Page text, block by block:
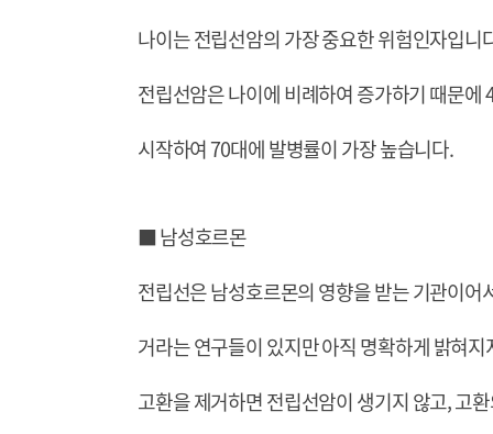
나이는 전립선암의 가장 중요한 위험인자입니
전립선암은 나이에 비례하여 증가하기 때문에
시작하여 70대에 발병률이 가장 높습니다.
■ 남성호르몬
전립선은 남성호르몬의 영향을 받는 기관이어
거라는 연구들이 있지만 아직 명확하게 밝혀
고환을 제거하면 전립선암이 생기지 않고, 고